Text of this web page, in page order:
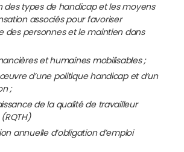
des types de handicap et les moyens
associés pour favoriser
des personnes et le maintien dans
et humaines mobilisables ;
d’une politique handicap et d’un
;
de la qualité de travailleur
annuelle d’obligation d’emploi